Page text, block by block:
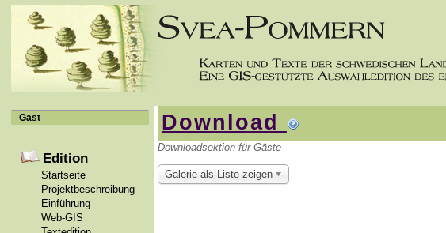
Download
Downloadsektion für Gäste
Galerie als Liste zeigen
Gast
Edition
Startseite
Projektbeschreibung
Einführung
Web-GIS